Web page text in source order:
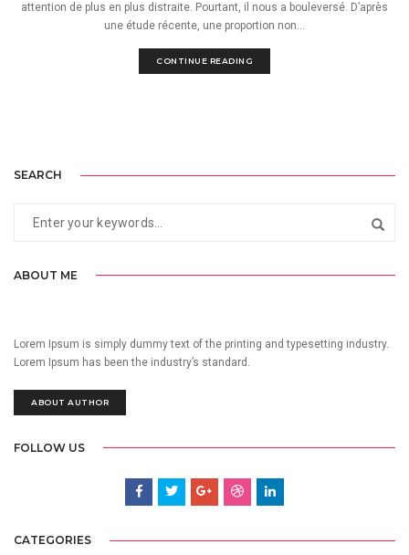
attention de plus en plus distraite. Pourtant, il nous a bouleversé. D’après
une étude récente, une proportion non...
CONTINUE READING
SEARCH
ABOUT ME
Lorem Ipsum is simply dummy text of the printing and typesetting industry.
Lorem Ipsum has been the industry’s standard.
ABOUT AUTHOR
FOLLOW US
CATEGORIES